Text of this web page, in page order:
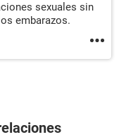
sexuales sin
embarazos.